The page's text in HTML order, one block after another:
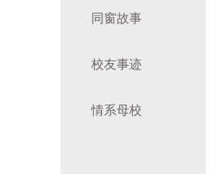
同窗故事
校友事迹
情系母校